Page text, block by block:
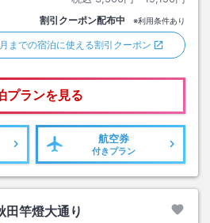
割引クーポン配布中 ※利用条件あり
までの宿泊に使える割引クーポン
プランを見る
航空券
付きプラン
田竿燈大通り